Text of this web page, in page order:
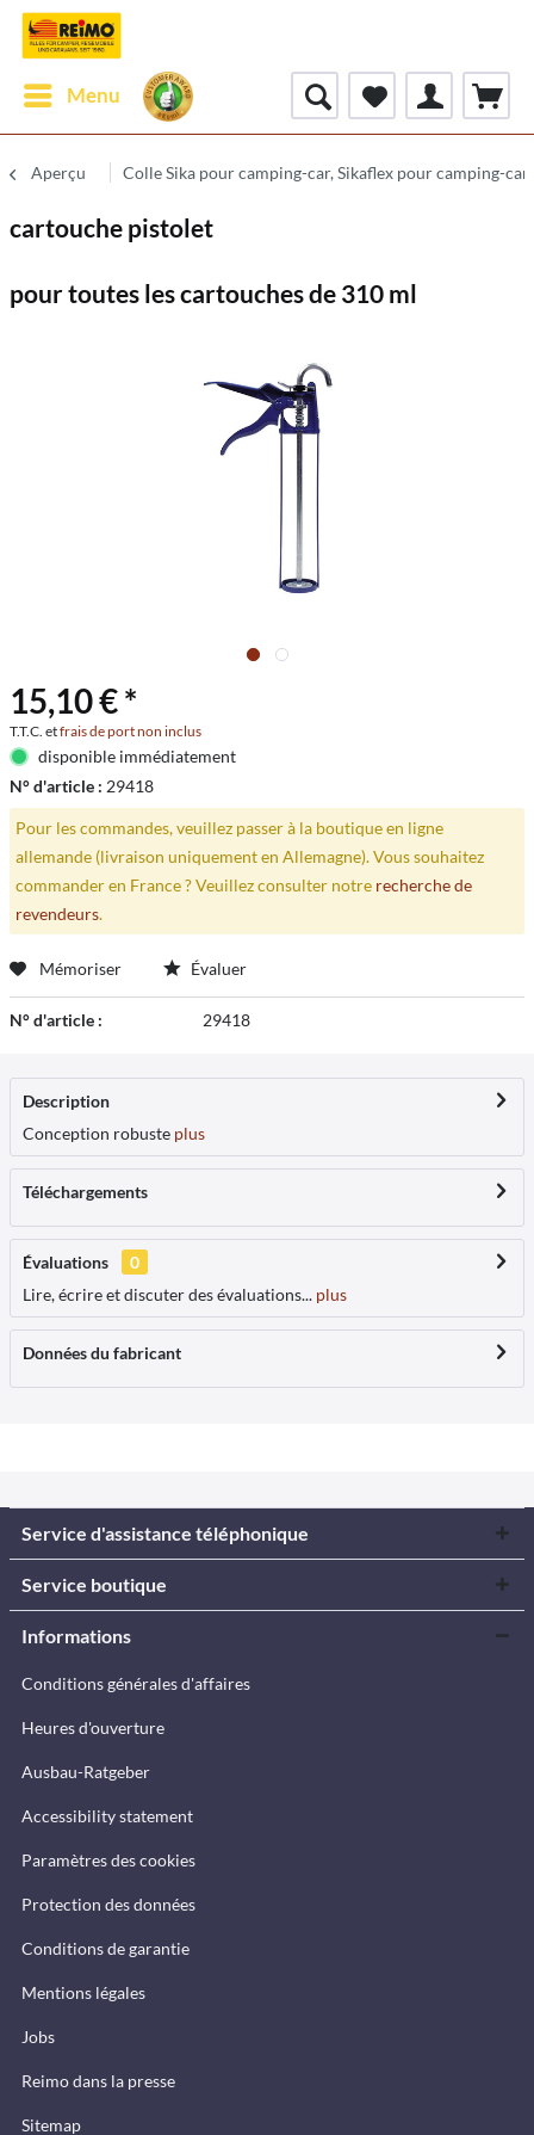
Menu
Aperçu Colle Sika pour camping-car, Sikaflex pour camping-car
cartouche pistolet
pour toutes les cartouches de 310 ml
15,10 € *
T.T.C. etfrais de port non inclus
disponible immédiatement
N° d'article : 29418
Pour les commandes, veuillez passer à la boutique en ligne
allemande (livraison uniquement en Allemagne). Vous souhaitez
commander en France ? Veuillez consulter notre recherche de
revendeurs.
Mémoriser Évaluer
N° d'article : 29418
Description
Conception robuste plus
Téléchargements
Évaluations
0
Lire, écrire et discuter des évaluations... plus
Données du fabricant
Service d'assistance téléphonique
Service boutique
Informations
Conditions générales d'affaires
Heures d'ouverture
Ausbau-Ratgeber
Accessibility statement
Paramètres des cookies
Protection des données
Conditions de garantie
Mentions légales
Jobs
Reimo dans la presse
Sitemap